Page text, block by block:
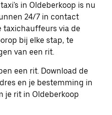
in Oldeberkoop is nu
24/7 in contact
taxichauffeurs via de
bij elke stap, te
van een rit.
een rit. Download de
en je bestemming in
je rit in Oldeberkoop